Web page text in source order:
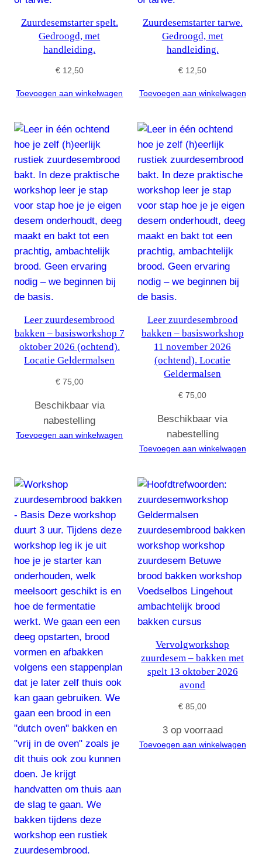
Zuurdesemstarter spelt.
Gedroogd, met
handleiding.
€12,50
Toevoegen aan winkelwagen
Zuurdesemstarter tarwe.
Gedroogd, met
handleiding.
€ 12,50
Toevoegen aan winkelwagen
Leer zuurdesembrood
bakken – basisworkshop 7
oktober 2026 (ochtend).
Locatie Geldermalsen
€75,00
Beschikbaar via
nabestelling
Toevoegen aan winkelwagen
Leer zuurdesembrood
bakken – basisworkshop
11 november 2026
(ochtend). Locatie
Geldermalsen
€ 75,00
Beschikbaar via
nabestelling
Toevoegen aan winkelwagen
Vervolgworkshop
zuurdesem – bakken met
spelt 13 oktober 2026
avond
€ 85,00
3 op voorraad
Toevoegen aan winkelwagen